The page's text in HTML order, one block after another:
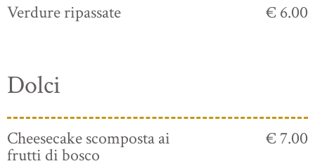
Verdure ripassate € 6.00
Dolci
Cheesecake scomposta ai
frutti di bosco
€ 7.00